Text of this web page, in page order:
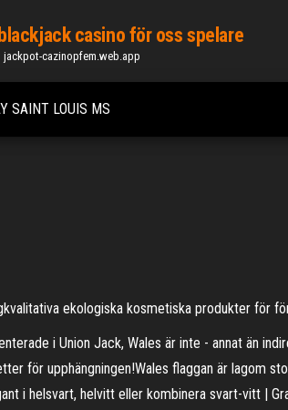
casino för oss spelare
jackpot-cazinopfem.web.app
SAINT LOUIS MS
ekologiska kosmetiska produkter för
i Union Jack, Wales är inte - annat än
för upphängningen!Wales flaggan är lagom
i helsvart, helvitt eller kombinera svart-vitt |